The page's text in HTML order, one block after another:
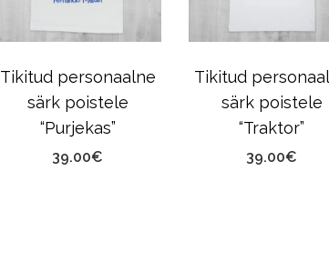
Tikitud personaalne
särk poistele
“Purjekas”
39.00€
Tikitud
särk poistele
“Traktor”
39.00€